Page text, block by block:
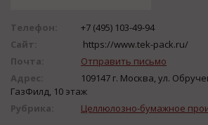
Телефон:
+7 (495) 103-49-94
Сайт:
https://www.tek-pack.ru/
Почта:
Отправить письмо
Адрес:
109147 г. Москва, ул.
ГазФилд, 10 этаж
Рубрика:
Целлюлозно-бумажное